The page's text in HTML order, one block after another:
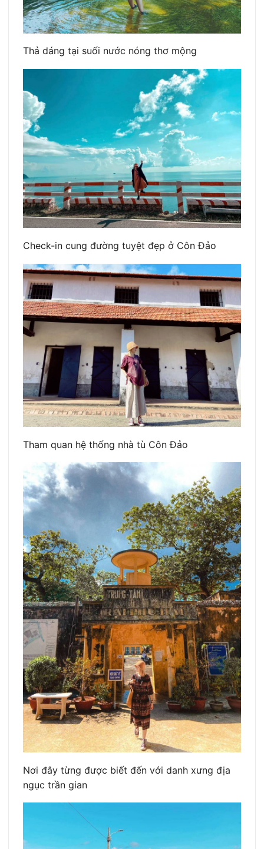
Thả dáng tại suối nước nóng thơ mộng
Check-in cung đường tuyệt đẹp ở Côn Đảo
Tham quan hệ thống nhà tù Côn Đảo
Nơi đây từng được biết đến với danh xưng địa
ngục trần gian